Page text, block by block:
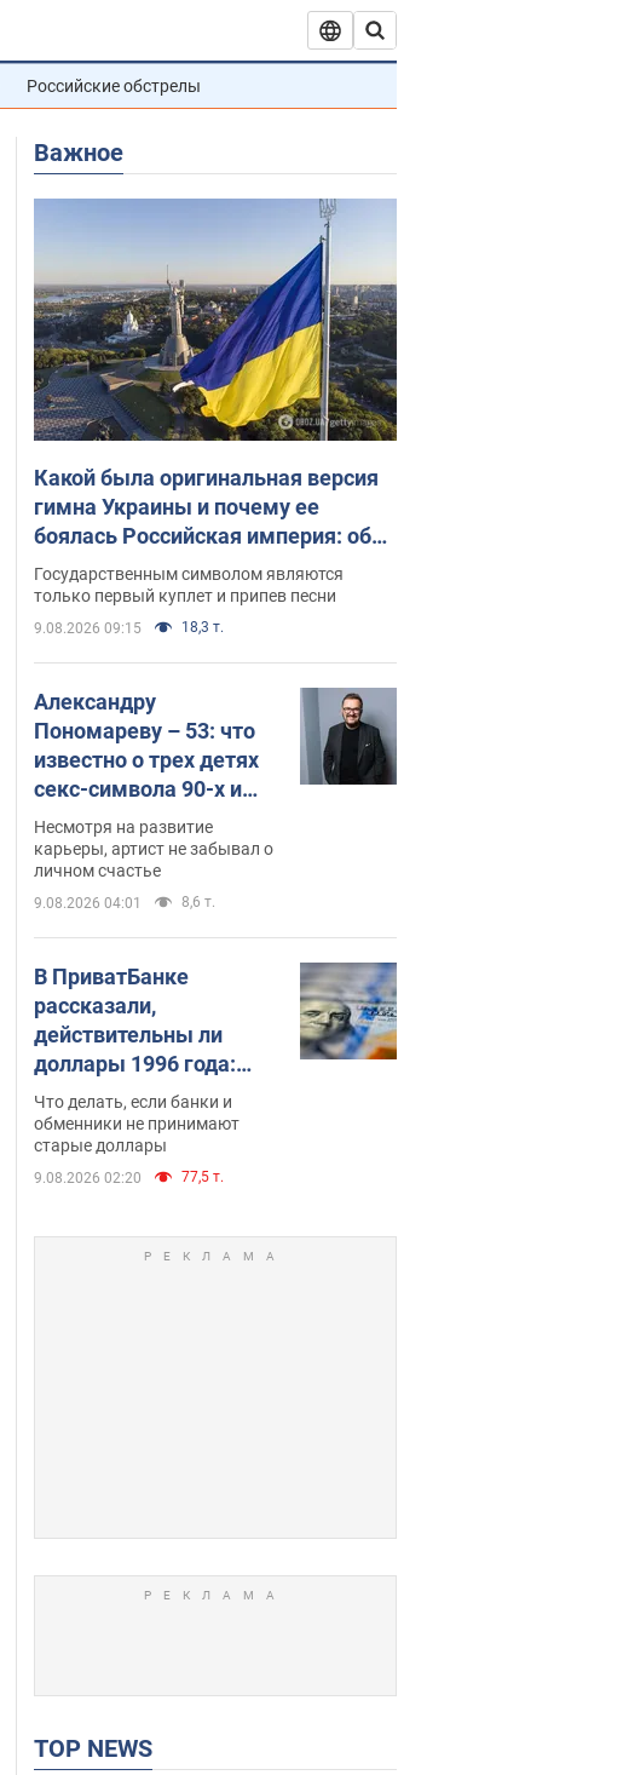
Российские обстрелы
Важное
Какой была оригинальная версия
гимна Украины и почему ее
боялась Российская империя: об
этом не рассказывают в школе
Государственным символом являются
только первый куплет и припев песни
9.08.2026 09:15 18,3 т.
Александру
Пономареву – 53: что
известно о трех детях
секс-символа 90-х и
как они выглядят
Несмотря на развитие
карьеры, артист не забывал о
личном счастье
9.08.2026 04:01 8,6 т.
В ПриватБанке
рассказали,
действительны ли
доллары 1996 года:
принимают ли
обменники и банки
такие купюры
Что делать, если банки и
обменники не принимают
старые доллары
9.08.2026 02:20 77,5 т.
TOP NEWS